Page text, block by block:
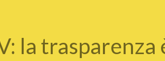
la trasparenza